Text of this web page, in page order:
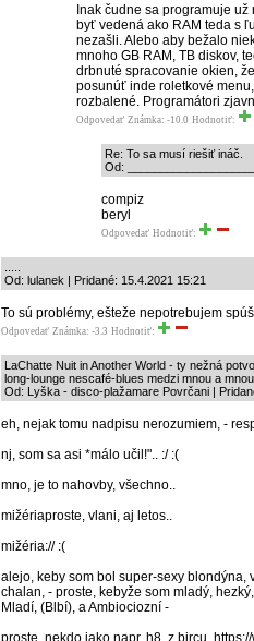
Inak čudne sa programuje
byť vedená ako RAM teda s
nezašli. Alebo aby bežalo
mnoho GB RAM, TB diskov,
drbnuté spracovanie okien,
posunúť inde roletkové
rozbalené. Programátori
Odpovedať Známka: -10.0 Hodnotiť:
Re: To sa musí riešiť ináč.
Od:
compiz
beryl
Odpovedať Hodnotiť:
Od: lulanek | Pridané: 15.4.2021 15:21
To sú problémy, ešteže nepotrebujem
Odpovedať Známka: -3.3 Hodnotiť:
LaChatte Nuit in Another World - ty nežná
long-lounge nescafé-blues medzi mnou a
Od: Lyška - disco-plažamare Povrčani |
eh, nejak tomu nadpisu nerozumiem, -
nj, som sa asi *málo učil!".. :/ :(
mno, je to nahovby, všechno..
mižériaproste, vlani, aj letos..
mižéria:// :(
alejo, keby som bol super-sexy blondýna,
chalan, - proste, kebyže som mladý,
Mladí, (Blbí), a Ambiociozní -
proste, nekdo jako napr. h8, z bircu,